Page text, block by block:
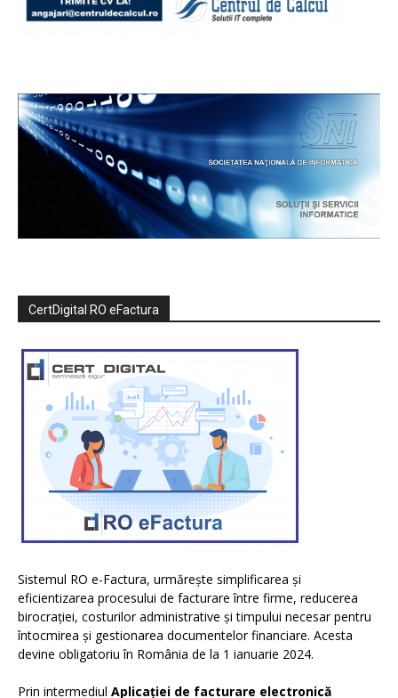
CertDigital RO eFactura
Sistemul RO e-Factura, urmărește simplificarea și
eficientizarea procesului de facturare între firme, reducerea
birocrației, costurilor administrative și timpului necesar pentru
întocmirea și gestionarea documentelor financiare. Acesta
devine obligatoriu în România de la 1 ianuarie 2024.
Prin intermediul Aplicației de facturare electronică